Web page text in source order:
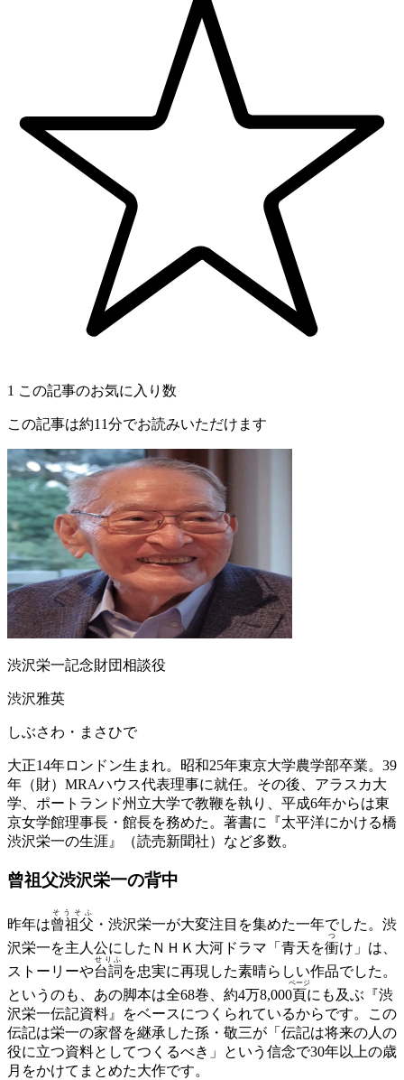
1 この記事のお気に入り数
この記事は約11分でお読みいただけます
渋沢栄一記念財団相談役
渋沢雅英
しぶさわ・まさひで
大正14年ロンドン生まれ。昭和25年東京大学農学部卒業。39
年（財）MRAハウス代表理事に就任。その後、アラスカ大
学、ポートランド州立大学で教鞭を執り、平成6年からは東
京女学館理事長・館長を務めた。著書に『太平洋にかける橋
渋沢栄一の生涯』（読売新聞社）など多数。
曾祖父渋沢栄一の背中
昨年は曾祖父
そうそふ
・渋沢栄一が大変注目を集めた一年でした。渋
沢栄一を主人公にしたＮＨＫ大河ドラマ「青天を衝
つ
け」は、
ストーリーや台詞
せりふ
を忠実に再現した素晴らしい作品でした。
というのも、あの脚本は全68巻、約4万8,000頁
ページ
にも及ぶ『渋
沢栄一伝記資料』をベースにつくられているからです。この
伝記は栄一の家督を継承した孫・敬三が「伝記は将来の人の
役に立つ資料としてつくるべき」という信念で30年以上の歳
月をかけてまとめた大作です。